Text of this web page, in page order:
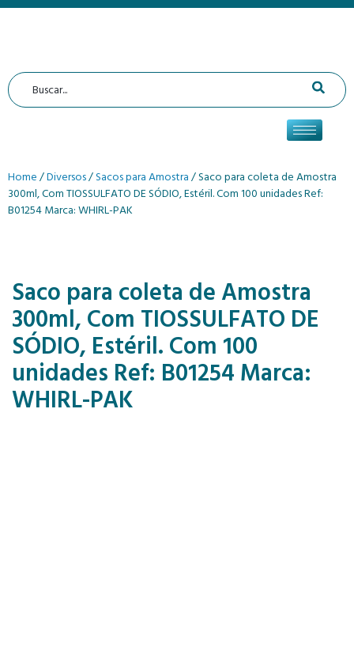
Home/Diversos/Sacos para Amostra/ Saco para coleta de Amostra
300ml, Com TIOSSULFATO DE SÓDIO, Estéril. Com 100 unidades Ref:
B01254 Marca: WHIRL-PAK
Saco para coleta de Amostra
300ml, Com TIOSSULFATO DE
SÓDIO, Estéril. Com 100
unidades Ref: B01254 Marca:
WHIRL-PAK